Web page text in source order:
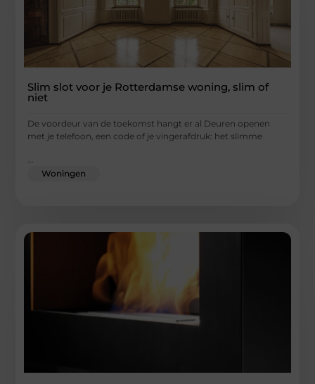
Slim slot voor je Rotterdamse woning, slim of
niet
De voordeur van de toekomst hangt er al Deuren openen
met je telefoon, een code of je vingerafdruk: het slimme
Woningen